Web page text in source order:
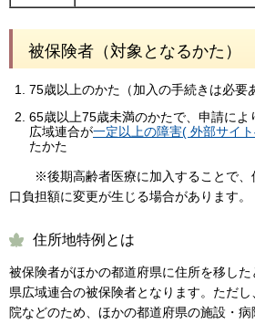
被保険者（対象となるかた）
75歳以上のかた（加入の手続きは必要
65歳以上75歳未満のかたで、申請によ
広域連合が一定以上の障害( 外部サイ
たかた
※後期高齢者医療に加入することで、
口負担額に変更が生じる場合があります。
住所地特例とは
被保険者がほかの都道府県に住所を移し
県広域連合の被保険者となります。ただ
院などのため、ほかの都道府県の施設・